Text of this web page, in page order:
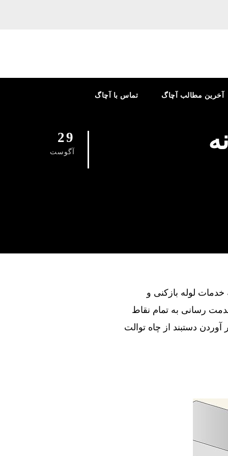
تماس با آچاگ آخرین مطالب آچاگ
29
آگوست
در ارائه خدمات لوله بازکنی و
رسانی به تمام نقاط
آوردن دستبند از چاه توالت